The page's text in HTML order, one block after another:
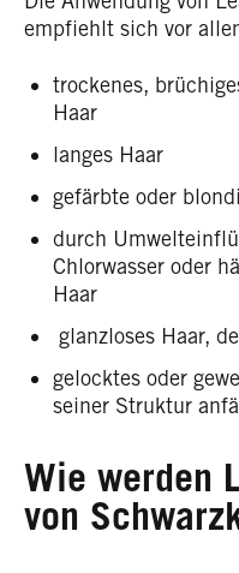
empfiehlt sich vor
trockenes,
Haar
langes Haar
gefärbte oder
durch
Chlorwasser oder
Haar
glanzloses Haar,
gelocktes oder
seiner Struktur
Wie werden
von